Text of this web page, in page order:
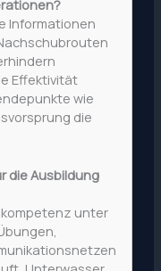
Informationen
Effektivität
wie
die
die Ausbildung
unter